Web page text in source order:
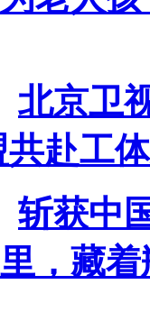
北京卫
赴工
斩获中
，藏